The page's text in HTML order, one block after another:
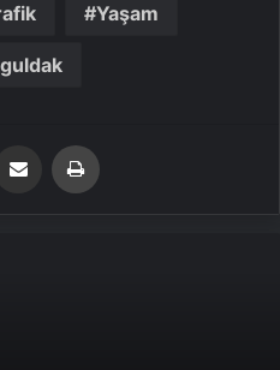
Yaşam
Email'den paylaş